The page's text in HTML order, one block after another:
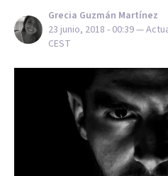
Grecia Guzmán Martínez
23 junio, 2018 - 00:39—
CEST